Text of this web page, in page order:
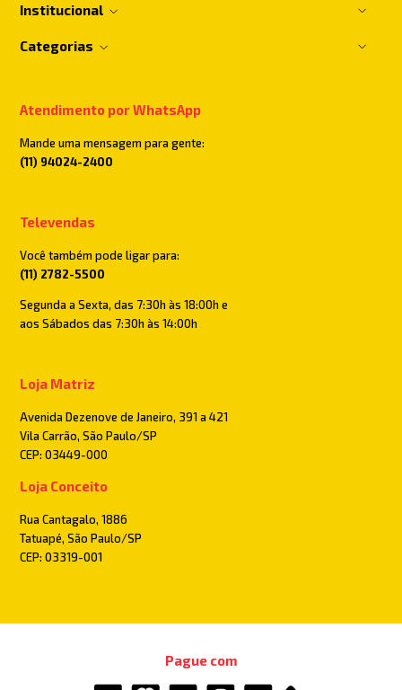
Institucional
Categorias
Atendimento por WhatsApp
Mande uma mensagem para gente:
(11) 94024-2400
Televendas
Você também pode ligar para:
(11) 2782-5500
Segunda a Sexta, das 7:30h às 18:00h e
aos Sábados das 7:30h às 14:00h
Loja Matriz
Avenida Dezenove de Janeiro, 391 a 421
Vila Carrão, São Paulo/SP
CEP: 03449-000
Loja Conceito
Rua Cantagalo, 1886
Tatuapé, São Paulo/SP
CEP: 03319-001
Pague com